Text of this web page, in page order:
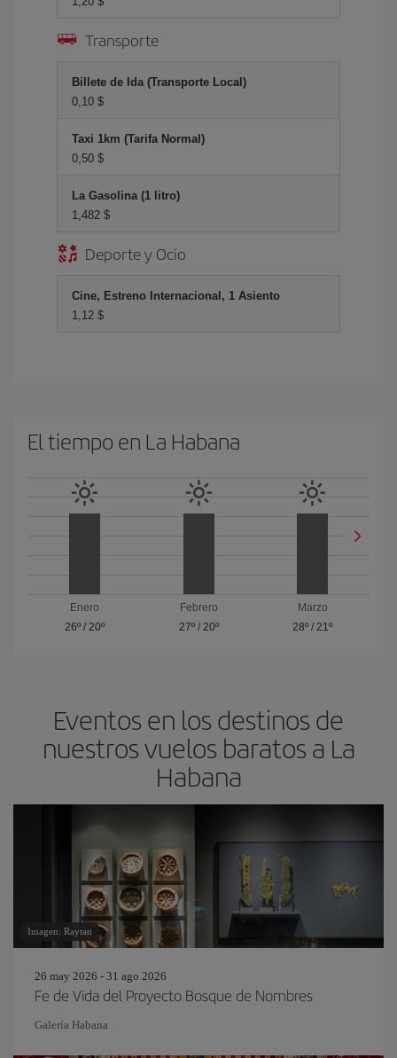
Transporte
Billete de Ida (Transporte Local)
0,10 $
Taxi 1km (Tarifa Normal)
0,50 $
La Gasolina (1 litro)
1,482 $
Deporte y Ocio
Cine, Estreno Internacional, 1 Asiento
1,12 $
El tiempo en La Habana
Enero
26º/ 20º
Febrero
27º/ 20º
Marzo
28º /21º
Eventos en los destinos de
nuestros vuelos baratos a La
Habana
Imagen: Raytan
26 may 2026 - 31 ago 2026
Fe de Vida del Proyecto Bosque de Nombres
Galería Habana